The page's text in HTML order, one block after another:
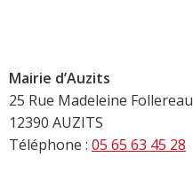
Mairie d’Auzits
25 Rue Madeleine Follereau
12390 AUZITS
Téléphone : 05 65 63 45 28